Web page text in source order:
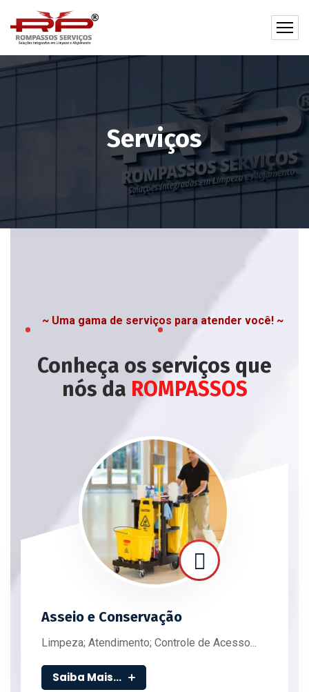
Serviços
~ Uma gama de serviços para atender você! ~
Conheça os serviços que
nós da ROMPASSOS
Asseio e Conservação
Limpeza; Atendimento; Controle de Acesso...
Saiba Mais...